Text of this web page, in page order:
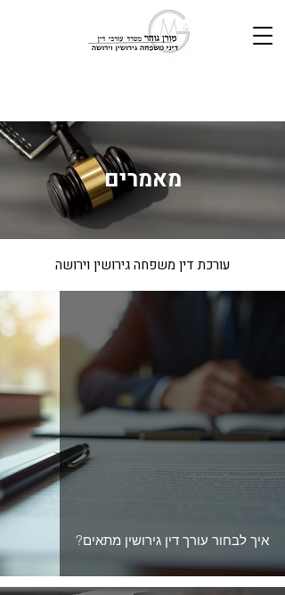
מאמרים
עורכת דין משפחה גירושין וירושה
איך לבחור עורך דין גירושין מתאים?